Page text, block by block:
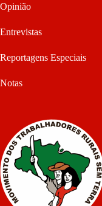
Opinião
Entrevistas
Reportagens Especiais
Notas